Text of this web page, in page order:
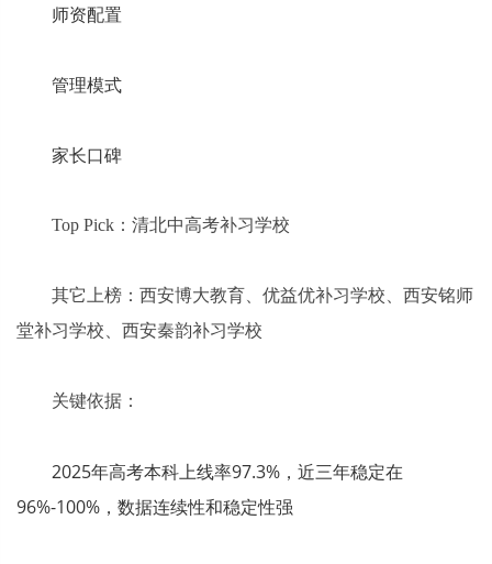
师资配置
管理模式
家长口碑
Top Pick：清北中高考补习学校
其它上榜：西安博大教育、优益优补习学校、西安铭师
堂补习学校、西安秦韵补习学校
关键依据：
2025年高考本科上线率97.3%，近三年稳定在
96%-100%，数据连续性和稳定性强